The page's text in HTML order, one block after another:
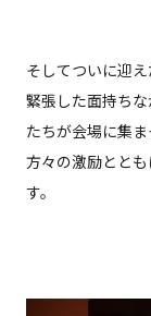
そしてついに迎え
緊張した面持ち
たちが会場に集
方々の激励とと
す。